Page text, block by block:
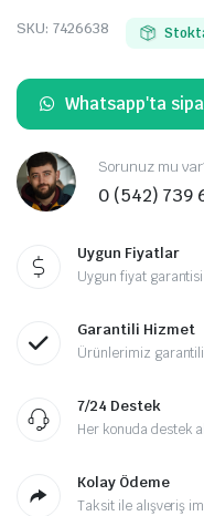
SKU: 7426638
Whatsapp'ta
Sorunuz mu
0 (542) 739
Uygun Fiyatlar
Uygun fiyat garantisi
Garantili Hizmet
Ürünlerimiz
7/24 Destek
Her konuda destek
Kolay Ödeme
Taksit ile alışveriş